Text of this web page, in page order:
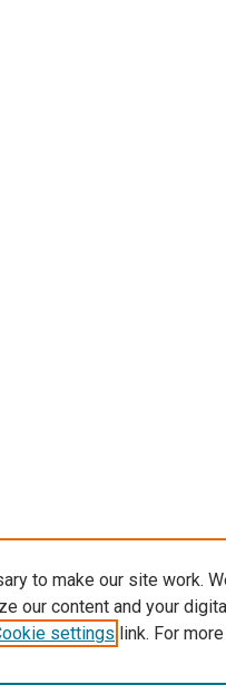
to make our site work.
our content and your
settings link. For